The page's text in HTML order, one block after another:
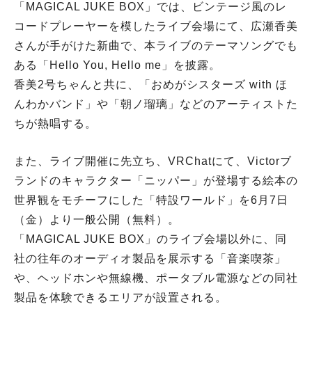
「MAGICAL JUKE BOX」では、ビンテージ風のレ
コードプレーヤーを模したライブ会場にて、広瀬香美
さんが手がけた新曲で、本ライブのテーマソングでも
ある「Hello You, Hello me」を披露。
香美2号ちゃんと共に、「おめがシスターズ with ほ
んわかバンド」や「朝ノ瑠璃」などのアーティストた
ちが熱唱する。
また、ライブ開催に先立ち、VRChatにて、Victorブ
ランドのキャラクター「ニッパー」が登場する絵本の
世界観をモチーフにした「特設ワールド」を6月7日
（金）より一般公開（無料）。
「MAGICAL JUKE BOX」のライブ会場以外に、同
社の往年のオーディオ製品を展示する「音楽喫茶」
や、ヘッドホンや無線機、ポータブル電源などの同社
製品を体験できるエリアが設置される。